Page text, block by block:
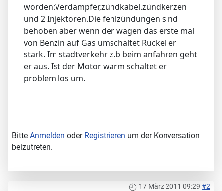
worden:Verdampfer,zündkabel.zündkerzen
und 2 Injektoren.Die fehlzündungen sind
behoben aber wenn der wagen das erste mal
von Benzin auf Gas umschaltet Ruckel er
stark. Im stadtverkehr z.b beim anfahren geht
er aus. Ist der Motor warm schaltet er
problem los um.
Bitte Anmelden oder Registrieren um der Konversation
beizutreten.
17 März 2011 09:29 #2